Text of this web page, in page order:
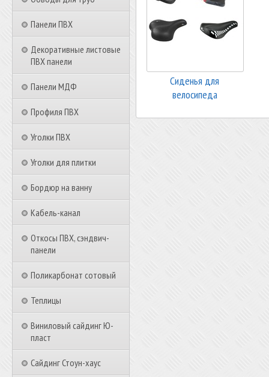
Панели ПВХ
Декоративные листовые
ПВХ панели
Панели МДФ
Профиля ПВХ
Уголки ПВХ
Уголки для плитки
Бордюр на ванну
Кабель-канал
Откосы ПВХ, сэндвич-
панели
Поликарбонат сотовый
Теплицы
Виниловый сайдинг Ю-
пласт
Сайдинг Стоун-хаус
Сиденья для
велосипеда